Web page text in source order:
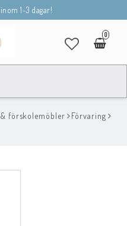
1-3 dagar!
0
förskolemöbler
Förvaring